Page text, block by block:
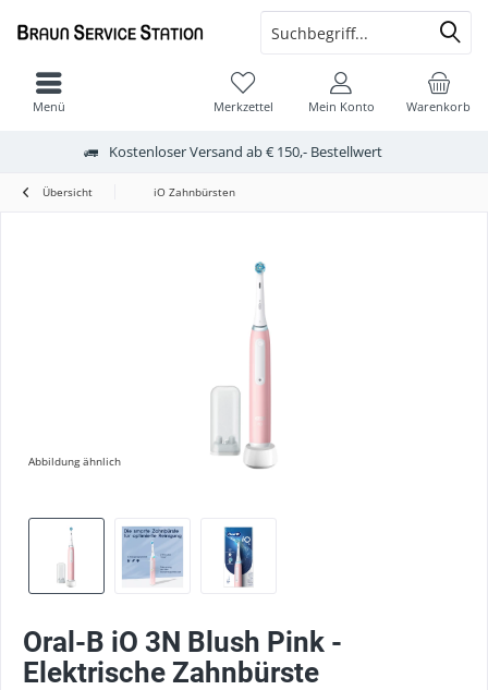
Kostenloser Versand ab € 150,- Bestellwert
Warenkorb
Merkzettel Mein Konto
Menü
Übersicht iO Zahnbürsten
Abbildung ähnlich
Oral-B iO 3N Blush Pink -
Elektrische Zahnbürste